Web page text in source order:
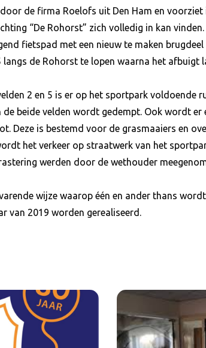
de firma Roelofs uit Den Ham en
“De Rohorst” zich volledig in kan vinden.
fietspad met een nieuw te maken
de Rohorst te lopen waarna het afbuigt
2 en 5 is er op het sportpark voldoende
beide velden wordt gedempt. Ook wordt
Deze is bestemd voor de grasmaaiers en
het verkeer op straatwerk van het
werden door de wethouder
wijze waarop één en ander thans
van 2019 worden gerealiseerd.